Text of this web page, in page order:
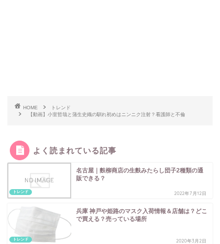
HOME
トレンド
【動画】小室哲哉と蒲生史織の馴れ初めはニンニク注射？看護師と不倫
よく読まれている記事
トレンド
名古屋｜麩柳商店の生麩みたらし団子2種類の通
販できる？
2022年7月12日
トレンド
兵庫 神戸や姫路のマスク入荷情報＆店舗は？どこ
で買える？売っている場所
2020年3月2日